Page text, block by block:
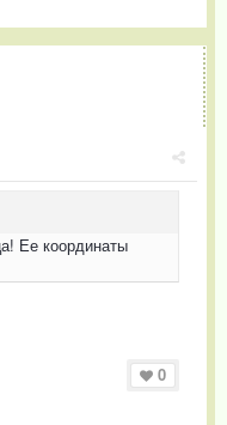
Ее координаты
0